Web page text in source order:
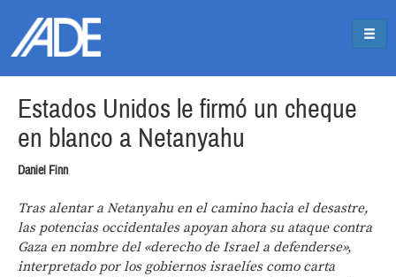
Estados Unidos le firmó un cheque
en blanco a Netanyahu
Daniel Finn
Tras alentar a Netanyahu en el camino hacia el desastre,
las potencias occidentales apoyan ahora su ataque contra
Gaza en nombre del «derecho de Israel a defenderse»,
interpretado por los gobiernos israelíes como carta